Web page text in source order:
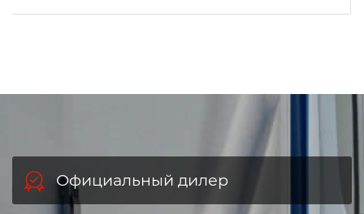
Официальный дилер